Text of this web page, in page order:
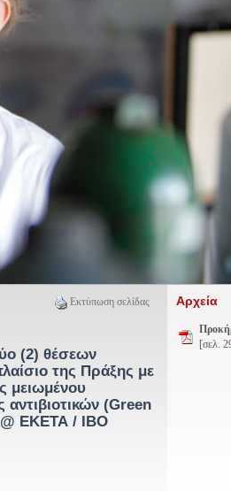
Εκτύπωση σελίδας
(2) θέσεων
της Πράξης με
μειωμένου
(Green
ΕΚΕΤΑ / ΙΒΟ
Αρχεία
[σελ.